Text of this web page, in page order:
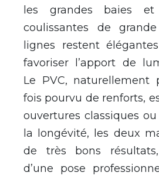
les grandes baies et
coulissantes de
lignes restent
favoriser l’apport de
Le PVC, naturellement
fois pourvu de renforts,
ouvertures classiques
la longévité, les deux
de très bons
d’une pose